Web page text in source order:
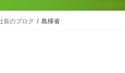
長のブログ 島帰省